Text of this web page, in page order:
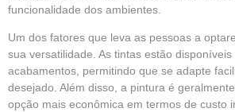
funcionalidade dos ambientes.
Um dos fatores que leva as pessoas a
sua versatilidade. As tintas estão
acabamentos, permitindo que se adapte
desejado. Além disso, a pintura é
opção mais econômica em termos de custo